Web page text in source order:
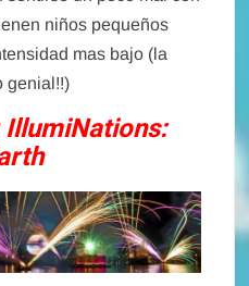
niños pequeños
mas bajo (la
genial!!)